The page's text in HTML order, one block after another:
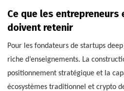
Ce que les
doivent retenir
Pour les fondateurs de startups
riche d’enseignements. La
positionnement stratégique et la
écosystèmes traditionnel et crypto